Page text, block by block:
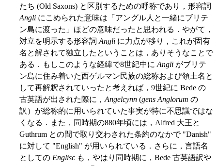
たち (Old Saxons) と区別するための呼称であり，形容詞
Angli にこめられた意味は「アングル人と一緒にブリテ
ン島に渡った」ほどの意味だったと思われる．やがて，
対立を明示する形容詞 Angli に力点が移り，これが固有
名と解されて独立したということは，ありそうなことで
ある．もしこのような経緯で8世紀中に Angli がブリテ
ン島に住み着いた西ゲルマン民族の総称および領土名と
して再解釈されていったと考えれば，9世紀に Bede の
古英語が出された際に， Angelcynn (gens Anglorum の
訳）が総称的に用いられていた事実が特に不思議ではな
くなる．また，同時期の880年頃には，Alfred 大王と
Guthrum との間で取り交わされた条約のなかで "Danish"
に対して "English" が用いられている．さらに，言語名
としての Englisc も，やはり同時期に，Bede 古英語訳や